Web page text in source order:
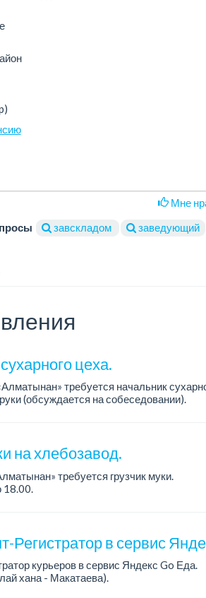
Мне
завскладом
заведующий
цеха.
требуется начальник
(обсуждается на собеседовании).
на хлебозавод.
требуется грузчик муки.
18.00.
Регистратор в сервис
курьеров в сервис Яндекс Go Еда.
хана - Макатаева).